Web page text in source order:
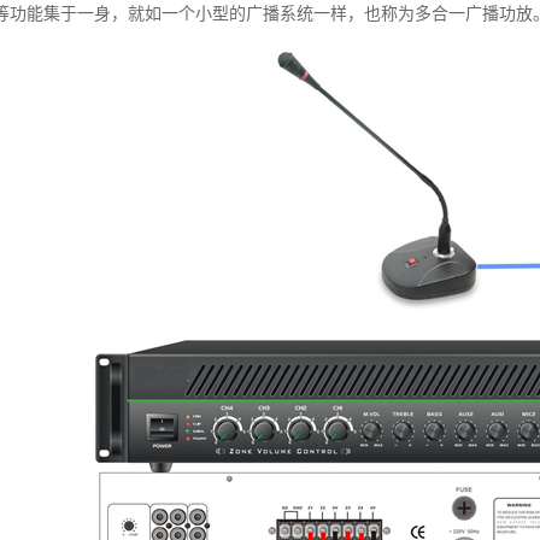
功能集于一身，就如一个小型的广播系统一样，也称为多合一广播功放